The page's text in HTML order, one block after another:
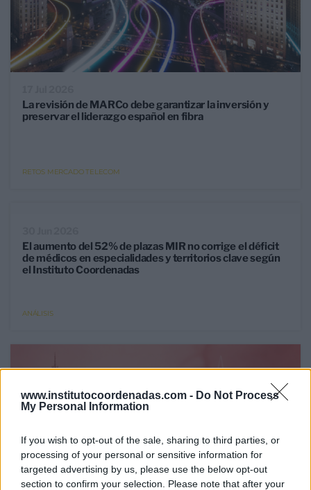
www.institutocoordenadas.com - Do Not Process
My Personal Information
If you wish to opt-out of the sale, sharing to third parties, or
processing of your personal or sensitive information for
targeted advertising by us, please use the below opt-out
section to confirm your selection. Please note that after your
La revisión de MARCo debe garantizar la inversión y
preservar el liderazgo español en fibra
RETOS MERCADO TELECOM
El aumento del 52% de plazas MIR no corrige el déficit
de médicos en especialidades y territorios clave según
el Instituto Coordenadas
ANÁLISIS